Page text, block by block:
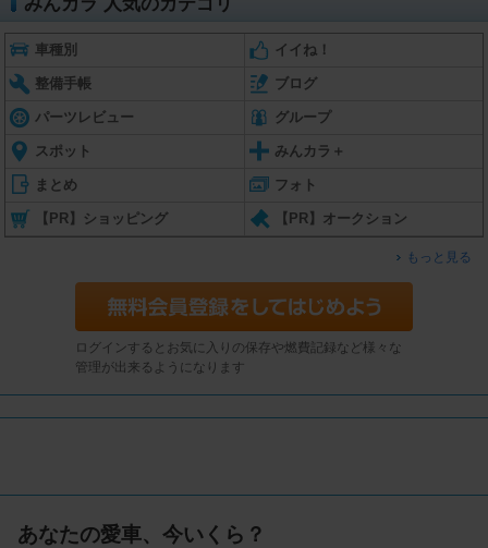
車種別 イイね！
整備手帳 ブログ
パーツレビュー グループ
スポット みんカラ＋
まとめ フォト
【PR】ショッピング 【PR】オークション
もっと見る
ログインするとお気に入りの保存や燃費記録など様々な
管理が出来るようになります
あなたの愛車、今いくら？